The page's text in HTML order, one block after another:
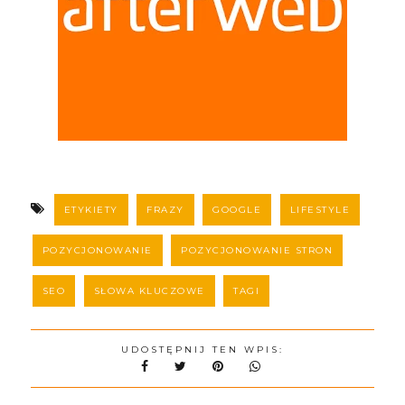
ETYKIETY FRAZY GOOGLE LIFESTYLE
POZYCJONOWANIE POZYCJONOWANIE STRON
SEO SŁOWA KLUCZOWE TAGI
UDOSTĘPNIJ TEN WPIS: